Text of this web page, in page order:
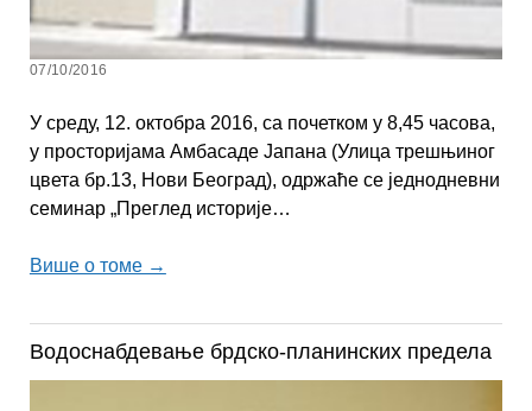
07/10/2016
У среду, 12. октобра 2016, са почетком у 8,45 часова,
у просторијама Амбасаде Јапана (Улица трешњиног
цвета бр.13, Нови Београд), одржаће се једнодневни
семинар „Преглед историје…
Више о томе →
Водоснабдевање брдско-планинских предела